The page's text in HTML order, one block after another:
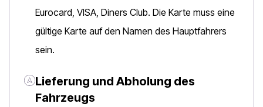
Eurocard, VISA, Diners Club. Die Karte muss eine
gültige Karte auf den Namen des Hauptfahrers
sein.
Lieferung und Abholung des
Fahrzeugs